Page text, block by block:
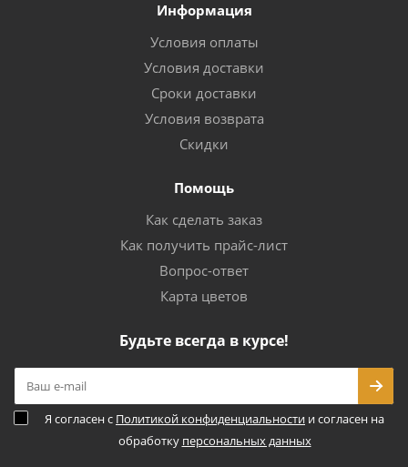
Информация
Условия оплаты
Условия доставки
Сроки доставки
Условия возврата
Скидки
Помощь
Как сделать заказ
Как получить прайс-лист
Вопрос-ответ
Карта цветов
Будьте всегда в курсе!
Я согласен с Политикой конфиденциальности и согласен на
обработку персональных данных